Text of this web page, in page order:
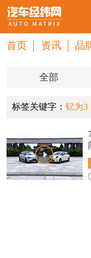
首页 资讯 品
全部
标签关键字： 钇为3